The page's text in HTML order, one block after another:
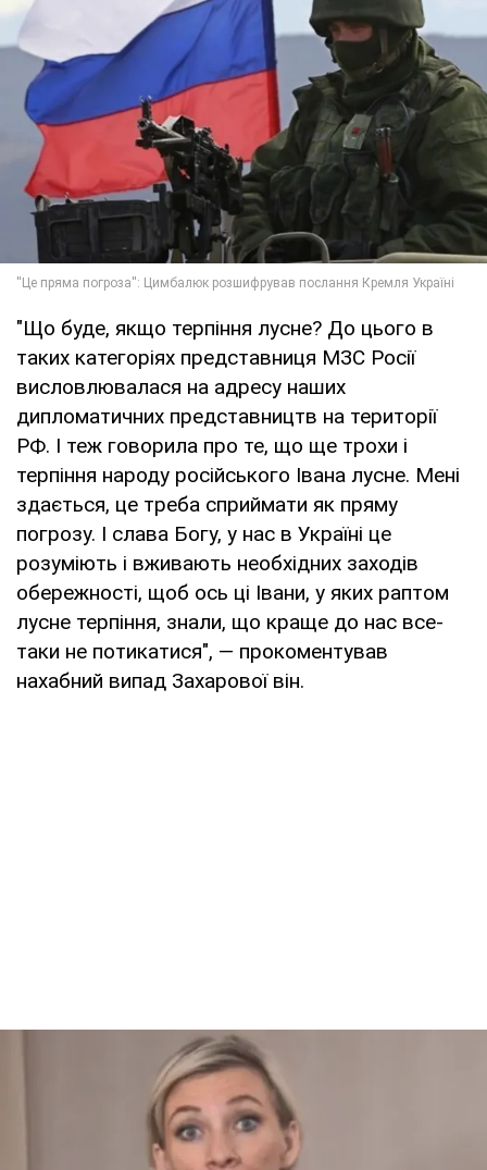
"Що буде, якщо терпіння лусне? До цього в
таких категоріях представниця МЗС Росії
висловлювалася на адресу наших
дипломатичних представництв на території
РФ. І теж говорила про те, що ще трохи і
терпіння народу російського Івана лусне. Мені
здається, це треба сприймати як пряму
погрозу. І слава Богу, у нас в Україні це
розуміють і вживають необхідних заходів
обережності, щоб ось ці Івани, у яких раптом
лусне терпіння, знали, що краще до нас все-
таки не потикатися", — прокоментував
нахабний випад Захарової він.